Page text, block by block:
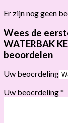
Er zijn nog geen
Wees de
WATERBAK
beoordelen
Uw beoordeling
Uw beoordeling*